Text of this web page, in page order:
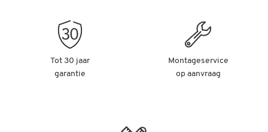
Tot 30 jaar
garantie
Montageservice
op aanvraag